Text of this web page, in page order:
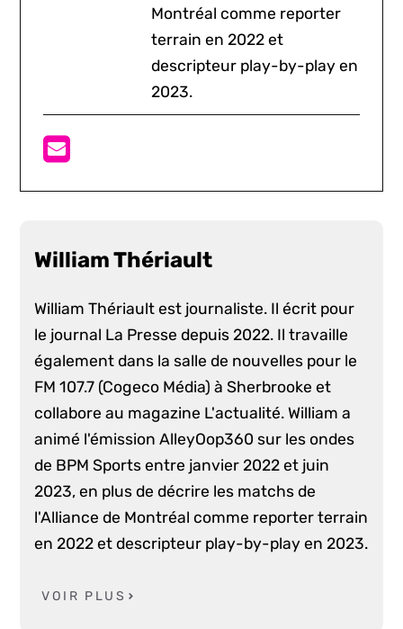
Montréal comme reporter
terrain en 2022 et
descripteur play-by-play en
2023.
William Thériault
William Thériault est journaliste. Il écrit pour
le journal La Presse depuis 2022. Il travaille
également dans la salle de nouvelles pour le
FM 107.7 (Cogeco Média) à Sherbrooke et
collabore au magazine L'actualité. William a
animé l'émission AlleyOop360 sur les ondes
de BPM Sports entre janvier 2022 et juin
2023, en plus de décrire les matchs de
l'Alliance de Montréal comme reporter terrain
en 2022 et descripteur play-by-play en 2023.
VOIR PLUS